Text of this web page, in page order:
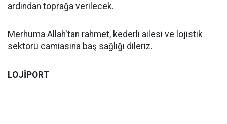
ardından toprağa verilecek.
Merhuma Allah'tan rahmet, kederli ailesi ve lojistik
sektörü camiasına baş sağlığı dileriz.
LOJİPORT